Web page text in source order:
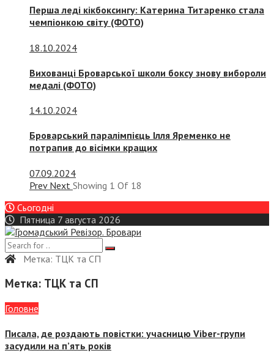
Перша леді кікбоксингу: Катерина Титаренко стала
чемпіонкою світу (ФОТО)
18.10.2024
Вихованці Броварської школи боксу знову вибороли
медалі (ФОТО)
14.10.2024
Броварський паралімпієць Ілля Яременко не
потрапив до вісімки кращих
07.09.2024
Prev Next Showing 1 Of 18
Сьогодні
Пятница 7 августа 2026
Метка: ТЦК та СП
Метка: ТЦК та СП
Головне
Писала, де роздають повістки: учасницю Viber-групи
засудили на п’ять років